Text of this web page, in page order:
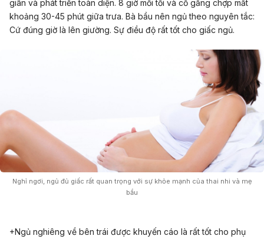
giãn và phát triển toàn diện. 8 giờ mỗi tối và cố gắng chợp mắt
khoảng 30-45 phút giữa trưa. Bà bầu nên ngủ theo nguyên tắc:
Cứ đúng giờ là lên giường. Sự điều độ rất tốt cho giấc ngủ.
Nghỉ ngơi, ngủ đủ giấc rất quan trọng với sự khỏe mạnh của thai nhi và mẹ
bầu
+Ngủ nghiêng về bên trái được khuyến cáo là rất tốt cho phụ